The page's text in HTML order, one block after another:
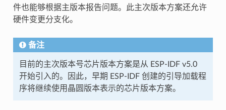
件也能够根据主版本报告问题。此主次版本方案还允许
硬件变更分支化。
备注
目前的主次版本号芯片版本方案是从 ESP-IDF v5.0
开始引入的。因此，早期 ESP-IDF 创建的引导加载程
序将继续使用晶圆版本表示的芯片版本方案。